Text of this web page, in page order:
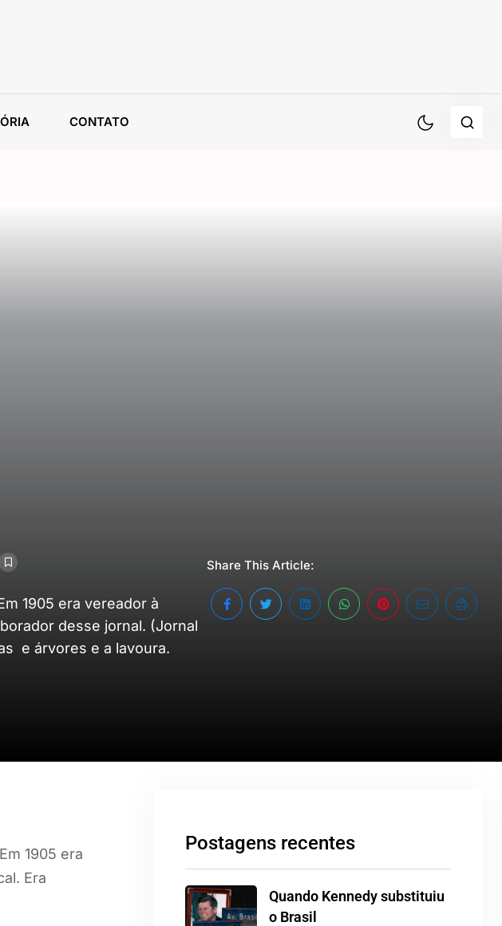
CONTATO
1905 era vereador à
desse jornal. (Jornal
e árvores e a lavoura.
Share This Article:
1905 era
Era
Postagens recentes
Quando Kennedy substituiu
o Brasil